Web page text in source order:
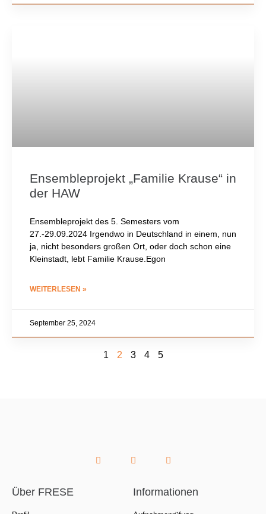
Ensembleprojekt „Familie Krause“ in
der HAW
Ensembleprojekt des 5. Semesters vom
27.-29.09.2024 Irgendwo in Deutschland in einem, nun
ja, nicht besonders großen Ort, oder doch schon eine
Kleinstadt, lebt Familie Krause.Egon
WEITERLESEN »
September 25, 2024
1 2 3 4 5
Über FRESE Informationen